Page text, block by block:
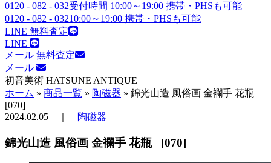
0120 - 082 - 032受付時間 10:00～19:00 携帯・PHSも可能
0120 - 082 - 03210:00～19:00 携帯・PHSも可能
LINE 無料査定
LINE
メール 無料査定
メール
初音美術 HATSUNE ANTIQUE
ホーム » 商品一覧 » 陶磁器 » 錦光山造 風俗画 金襴手 花瓶
[070]
2024.02.05
陶磁器
錦光山造 風俗画 金襴手 花瓶 [070]